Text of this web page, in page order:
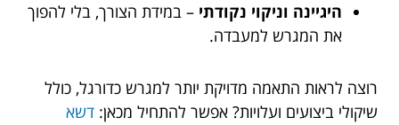
היגיינה וניקוי נקודתי – במידת הצורך, בלי להפוך
את המגרש למעבדה.
רוצה לראות התאמה מדויקת יותר למגרש כדורגל, כולל
שיקולי ביצועים ועלויות? אפשר להתחיל מכאן: דשא